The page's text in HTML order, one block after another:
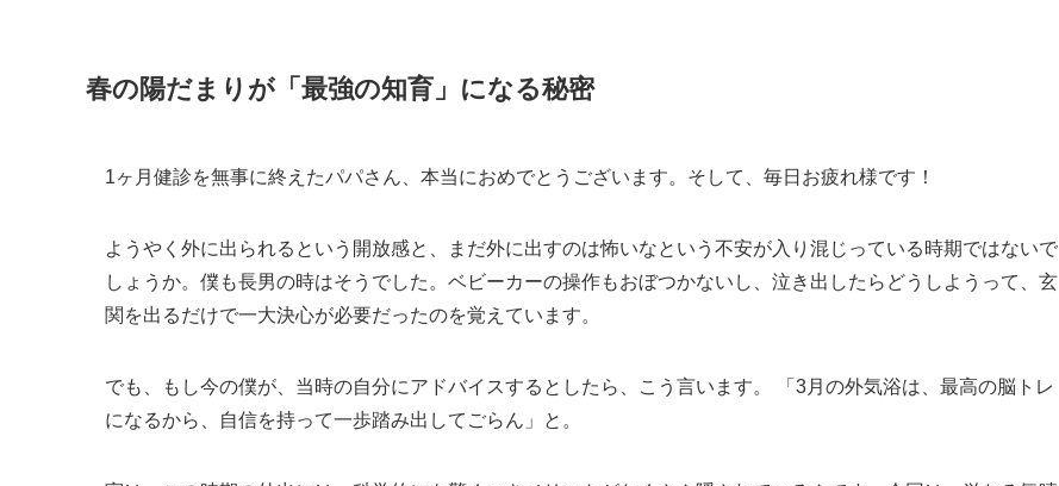
春の陽だまりが「最強の知育」になる秘密
1ヶ月健診を無事に終えたパパさん、本当におめでとうございます。そして、毎日お疲れ様です！
ようやく外に出られるという開放感と、まだ外に出すのは怖いなという不安が入り混じっている時期ではないで
しょうか。僕も長男の時はそうでした。ベビーカーの操作もおぼつかないし、泣き出したらどうしようって、玄
関を出るだけで一大決心が必要だったのを覚えています。
でも、もし今の僕が、当時の自分にアドバイスするとしたら、こう言います。 「3月の外気浴は、最高の脳トレ
になるから、自信を持って一歩踏み出してごらん」と。